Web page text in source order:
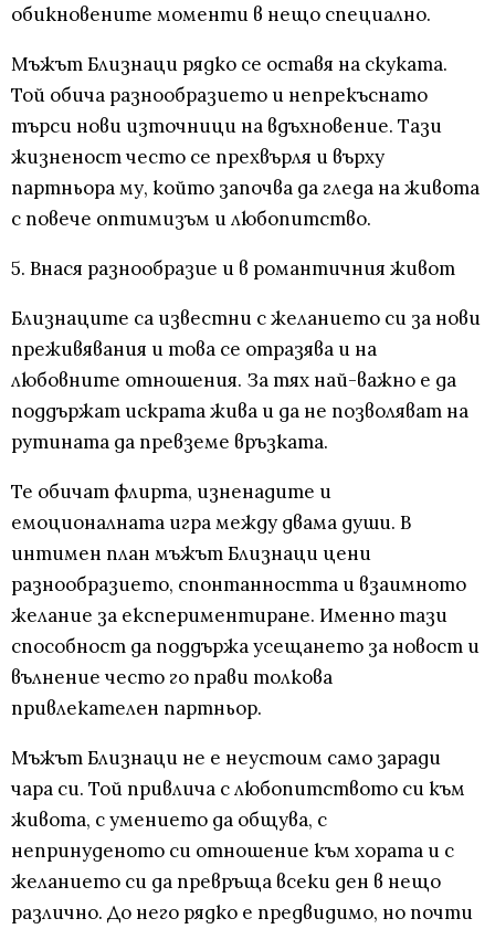
обикновените моменти в нещо специално.
Мъжът Близнаци рядко се оставя на скуката.
Той обича разнообразието и непрекъснато
търси нови източници на вдъхновение. Тази
жизненост често се прехвърля и върху
партньора му, който започва да гледа на живота
с повече оптимизъм и любопитство.
5. Внася разнообразие и в романтичния живот
Близнаците са известни с желанието си за нови
преживявания и това се отразява и на
любовните отношения. За тях най-важно е да
поддържат искрата жива и да не позволяват на
рутината да превземе връзката.
Те обичат флирта, изненадите и
емоционалната игра между двама души. В
интимен план мъжът Близнаци цени
разнообразието, спонтанността и взаимното
желание за експериментиране. Именно тази
способност да поддържа усещането за новост и
вълнение често го прави толкова
привлекателен партньор.
Мъжът Близнаци не е неустоим само заради
чара си. Той привлича с любопитството си към
живота, с умението да общува, с
непринуденото си отношение към хората и с
желанието си да превръща всеки ден в нещо
различно. До него рядко е предвидимо, но почти